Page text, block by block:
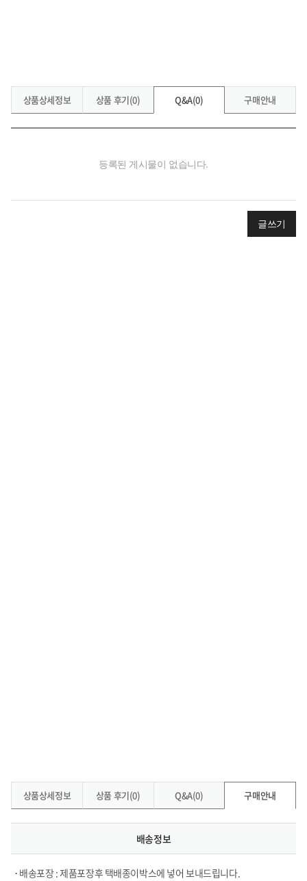
상품상세정보 상품 후기(0) Q&A(0) 구매안내
상품상세정보 상품 후기(0) Q&A(0) 구매안내
배송정보
• 배송포장 : 제품포장후 택배종이박스에 넣어 보내드립니다.